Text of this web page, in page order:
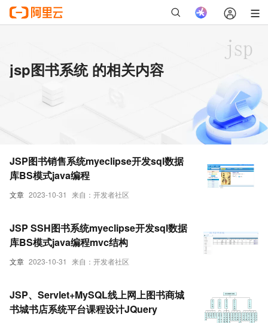
jsp图书系统 的相关内容
文章 2023-10-31 来自：开发者社区
JSP图书销售系统myeclipse开发sql数据
库BS模式java编程
文章 2023-10-31 来自：开发者社区
JSP SSH图书系统myeclipse开发sql数据
库BS模式java编程mvc结构
JSP、Servlet+MySQL线上网上图书商城
书城书店系统平台课程设计JQuery